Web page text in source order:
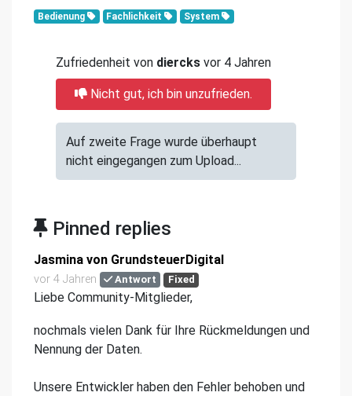
Bedienung Fachlichkeit System
Zufriedenheit von diercks vor 4 Jahren
Nicht gut, ich bin unzufrieden.
Auf zweite Frage wurde überhaupt
nicht eingegangen zum Upload...
Pinned replies
Jasmina von GrundsteuerDigital
vor 4 Jahren Antwort Fixed
Liebe Community-Mitglieder,
nochmals vielen Dank für Ihre Rückmeldungen und
Nennung der Daten.
Unsere Entwickler haben den Fehler behoben und